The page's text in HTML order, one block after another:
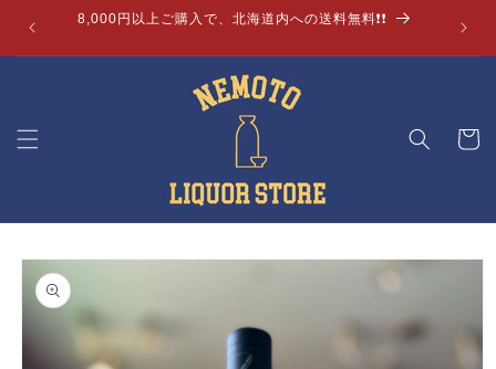
ンツに8,000円以上ご購入で、北海道内への送料無料❗❗
ー
商品情
報にス
キップ